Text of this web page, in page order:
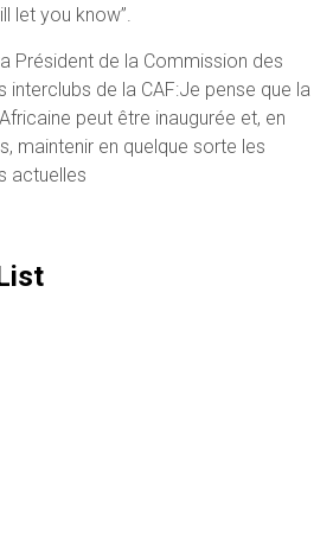
let you know”.
Président de la Commission des
interclubs de la CAF:Je pense que la
peut être inaugurée et, en
maintenir en quelque sorte les
actuelles